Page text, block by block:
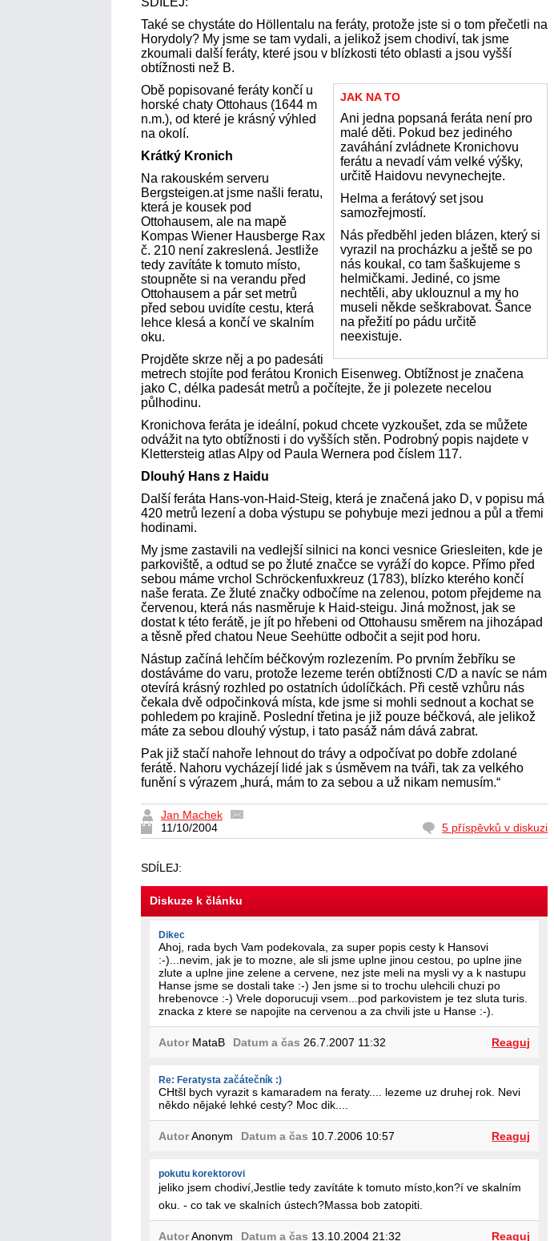
Také se chystáte do Höllentalu na feráty, protože jste si o tom přečetli na
Horydoly? My jsme se tam vydali, a jelikož jsem chodiví, tak jsme
zkoumali další feráty, které jsou v blízkosti této oblasti a jsou vyšší
obtížnosti než B.
JAK NA TO
Ani jedna popsaná feráta není pro
malé děti. Pokud bez jediného
zaváhání zvládnete Kronichovu
ferátu a nevadí vám velké výšky,
určitě Haidovu nevynechejte.
Helma a ferátový set jsou
samozřejmostí.
Nás předběhl jeden blázen, který si
vyrazil na procházku a ještě se po
nás koukal, co tam šaškujeme s
helmičkami. Jediné, co jsme
nechtěli, aby uklouznul a my ho
museli někde seškrabovat. Šance
na přežití po pádu určitě
neexistuje.
Obě popisované feráty končí u
horské chaty Ottohaus (1644 m
n.m.), od které je krásný výhled
na okolí.
Krátký Kronich
Na rakouském serveru
Bergsteigen.at jsme našli feratu,
která je kousek pod
Ottohausem, ale na mapě
Kompas Wiener Hausberge Rax
č. 210 není zakreslená. Jestliže
tedy zavítáte k tomuto místo,
stoupněte si na verandu před
Ottohausem a pár set metrů
před sebou uvidíte cestu, která
lehce klesá a končí ve skalním
oku.
Projděte skrze něj a po padesáti
metrech stojíte pod ferátou Kronich Eisenweg. Obtížnost je značena
jako C, délka padesát metrů a počítejte, že ji polezete necelou
půlhodinu.
Kronichova feráta je ideální, pokud chcete vyzkoušet, zda se můžete
odvážit na tyto obtížnosti i do vyšších stěn. Podrobný popis najdete v
Klettersteig atlas Alpy od Paula Wernera pod číslem 117.
Dlouhý Hans z Haidu
Další feráta Hans-von-Haid-Steig, která je značená jako D, v popisu má
420 metrů lezení a doba výstupu se pohybuje mezi jednou a půl a třemi
hodinami.
My jsme zastavili na vedlejší silnici na konci vesnice Griesleiten, kde je
parkoviště, a odtud se po žluté značce se vyráží do kopce. Přímo před
sebou máme vrchol Schröckenfuxkreuz (1783), blízko kterého končí
naše ferata. Ze žluté značky odbočíme na zelenou, potom přejdeme na
červenou, která nás nasměruje k Haid-steigu. Jiná možnost, jak se
dostat k této ferátě, je jít po hřebeni od Ottohausu směrem na jihozápad
a těsně před chatou Neue Seehütte odbočit a sejit pod horu.
Nástup začíná lehčím béčkovým rozlezením. Po prvním žebříku se
dostáváme do varu, protože lezeme terén obtížnosti C/D a navíc se nám
otevírá krásný rozhled po ostatních údolíčkách. Při cestě vzhůru nás
čekala dvě odpočinková místa, kde jsme si mohli sednout a kochat se
pohledem po krajině. Poslední třetina je již pouze béčková, ale jelikož
máte za sebou dlouhý výstup, i tato pasáž nám dává zabrat.
Pak již stačí nahoře lehnout do trávy a odpočívat po dobře zdolané
ferátě. Nahoru vycházejí lidé jak s úsměvem na tváři, tak za velkého
funění s výrazem „hurá, mám to za sebou a už nikam nemusím.“
Jan Machek
11/10/2004
5 příspěvků v diskuzi
SDÍLEJ:
Diskuze k článku
Dikec
Ahoj, rada bych Vam podekovala, za super popis cesty k Hansovi
:-)...nevim, jak je to mozne, ale sli jsme uplne jinou cestou, po uplne jine
zlute a uplne jine zelene a cervene, nez jste meli na mysli vy a k nastupu
Hanse jsme se dostali take :-) Jen jsme si to trochu ulehcili chuzi po
hrebenovce :-) Vrele doporucuji vsem...pod parkovistem je tez sluta turis.
znacka z ktere se napojite na cervenou a za chvili jste u Hanse :-).
AutorMataB Datum a čas 26.7.2007 11:32 Reaguj
Re: Feratysta začátečník :)
CHtšl bych vyrazit s kamaradem na feraty.... lezeme uz druhej rok. Nevi
někdo nějaké lehké cesty? Moc dik....
AutorAnonym Datum a čas 10.7.2006 10:57 Reaguj
pokutu korektorovi
jeliko jsem chodiví,Jestlie tedy zavítáte k tomuto místo,kon?í ve skalním
oku. - co tak ve skalních ústech?Massa bob zatopiti.
AutorAnonym Datum a čas 13.10.2004 21:32 Reaguj